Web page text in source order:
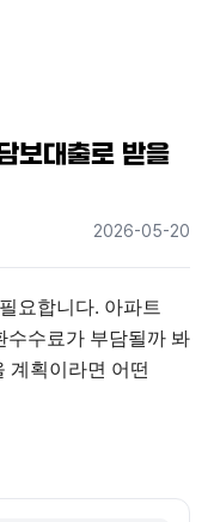
보대출로 받을
2026-05-20
요합니다. 아파트
수수료가 부담될까 봐
계획이라면 어떤